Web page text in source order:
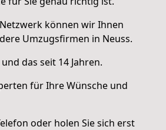
können wir Ihnen
Umzugsfirmen in Neuss.
das seit 14 Jahren.
für Ihre Wünsche und
oder holen Sie sich erst